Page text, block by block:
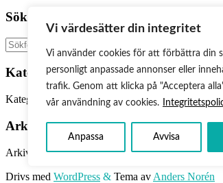
Vi värdesätter din integritet
Vi använder cookies för att förbättra din
personligt anpassade annonser eller
trafik. Genom att klicka på "Acceptera
vår användning av cookies.
Anpassa Avvisa
Sök på bloggen:
Kategorier
Kategorier
Arkiv
Arkiv
Drivs med WordPress & Tema av Anders Norén